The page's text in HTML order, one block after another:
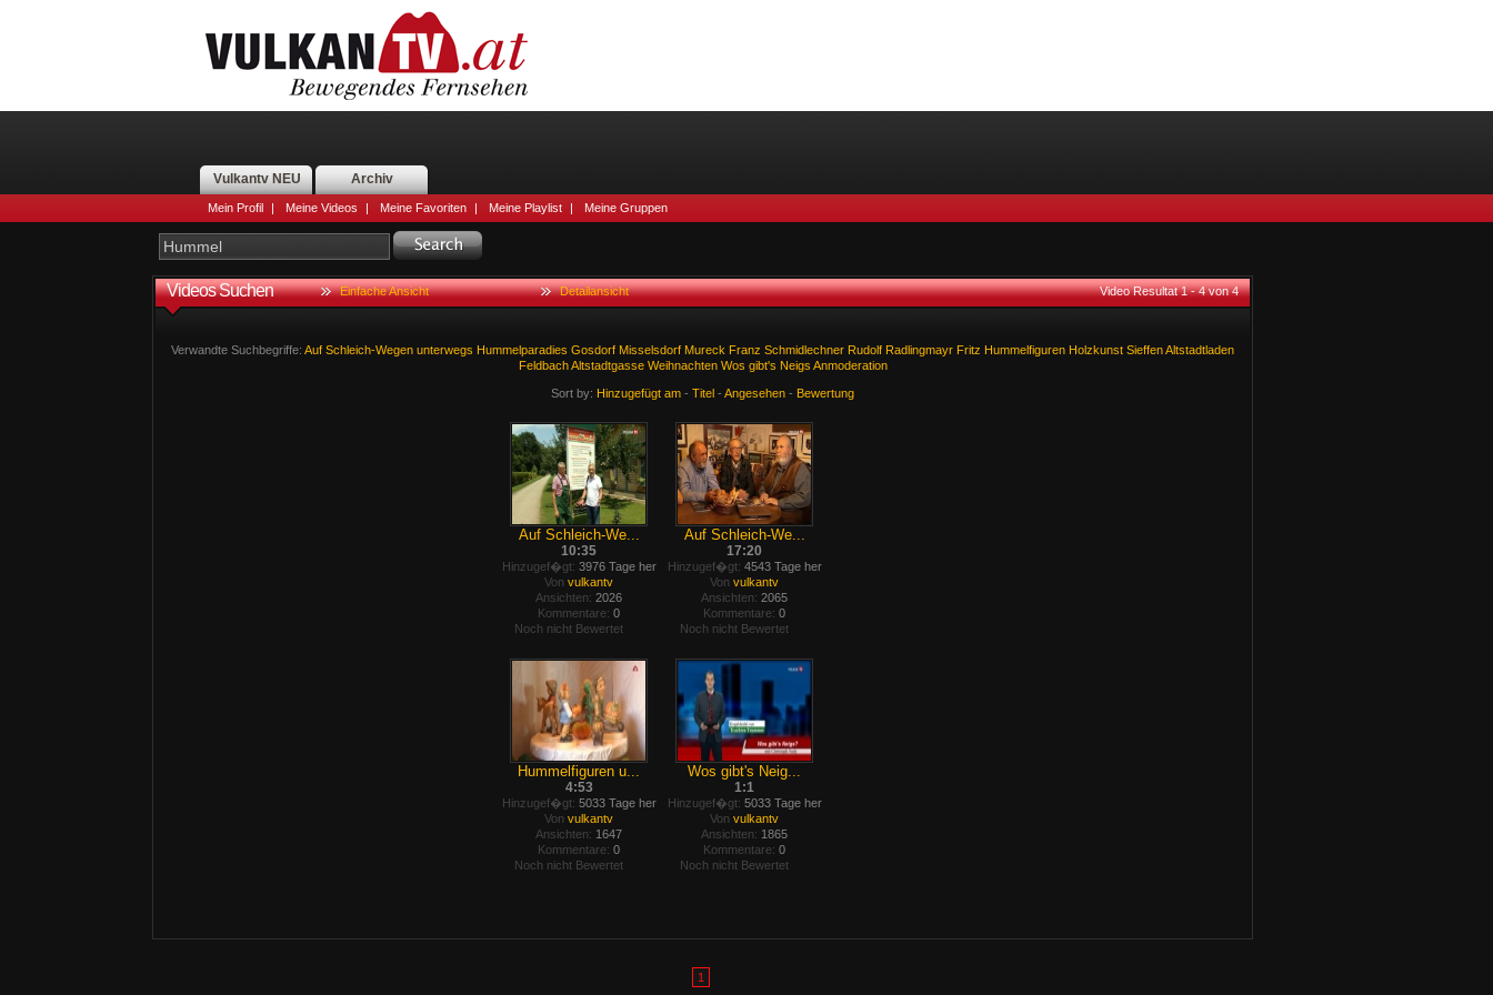
Vulkantv NEU Archiv
Mein Profil | Meine Videos | Meine Favoriten | Meine Playlist | Meine Gruppen
Videos Suchen Einfache Ansicht Detailansicht Video Resultat 1 - 4 von 4
Verwandte Suchbegriffe: Auf Schleich-Wegen unterwegs Hummelparadies Gosdorf Misselsdorf Mureck Franz Schmidlechner Rudolf Radlingmayr Fritz Hummelfiguren Holzkunst SieffenAltstadtladen
Feldbach Altstadtgasse Weihnachten Wos gibt's Neigs Anmoderation
Sort by: Hinzugefügt am - Titel - Angesehen - Bewertung
Auf Schleich-We...
10:35
Hinzugef�gt: 3976 Tage her
Von vulkantv
Ansichten: 2026
Kommentare: 0
Noch nicht Bewertet
Auf Schleich-We...
17:20
Hinzugef�gt: 4543 Tage her
Von vulkantv
Ansichten: 2065
Kommentare: 0
Noch nicht Bewertet
Hummelfiguren u...
4:53
Hinzugef�gt: 5033 Tage her
Von vulkantv
Ansichten: 1647
Kommentare: 0
Noch nicht Bewertet
Wos gibt's Neig...
1:1
Hinzugef�gt: 5033 Tage her
Von vulkantv
Ansichten: 1865
Kommentare: 0
Noch nicht Bewertet
1